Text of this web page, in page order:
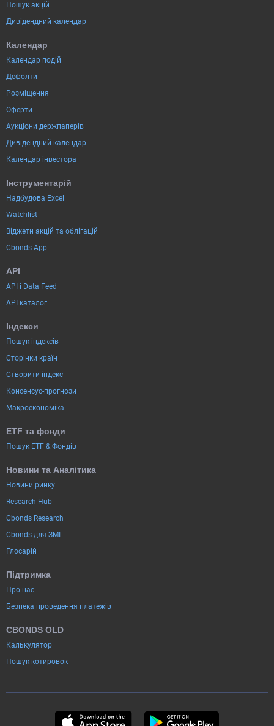
Пошук акцій
Дивідендний календар
Календар
Календар подій
Дефолти
Розміщення
Оферти
Аукціони держпаперів
Дивідендний календар
Календар інвестора
Інструментарій
Надбудова Excel
Watchlist
Віджети акцій та облігацій
Cbonds App
API
API і Data Feed
API каталог
Індекси
Пошук індексів
Сторінки країн
Створити індекс
Консенсус-прогнози
Макроекономіка
ETF та фонди
Пошук ETF & Фондів
Новини та Аналітика
Новини ринку
Research Hub
Cbonds Research
Cbonds для ЗМІ
Глосарій
Підтримка
Про нас
Безпека проведення платежів
CBONDS OLD
Калькулятор
Пошук котировок